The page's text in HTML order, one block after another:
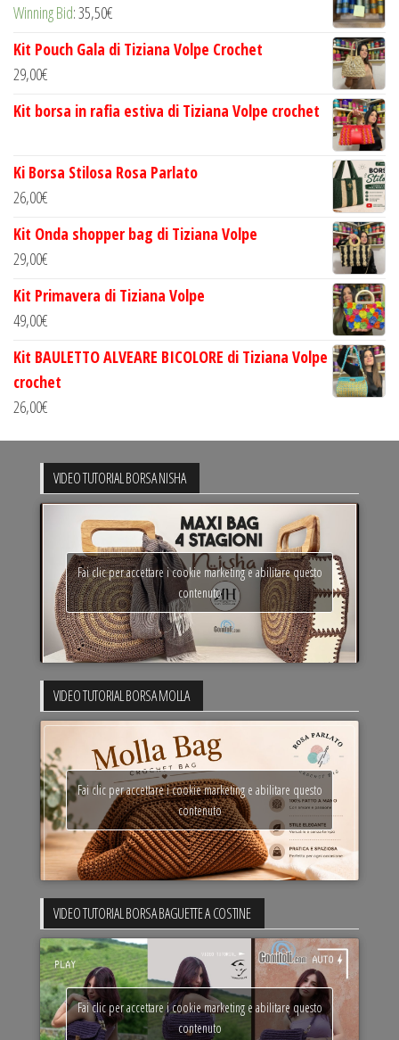
Winning Bid:35,50€
Kit Pouch Gala di Tiziana Volpe Crochet
29,00€
Kit borsa in rafia estiva di Tiziana Volpe crochet
Ki Borsa Stilosa Rosa Parlato
26,00€
Kit Onda shopper bag di Tiziana Volpe
29,00€
Kit Primavera di Tiziana Volpe
49,00€
Kit BAULETTO ALVEARE BICOLORE di Tiziana Volpe
crochet
26,00€
VIDEO TUTORIAL BORSA NISHA
Fai clic per accettare i cookie marketing e abilitare questo
contenuto
VIDEO TUTORIAL BORSA MOLLA
Fai clic per accettare i cookie marketing e abilitare questo
contenuto
VIDEO TUTORIAL BORSA BAGUETTE A COSTINE
Fai clic per accettare i cookie marketing e abilitare questo
contenuto